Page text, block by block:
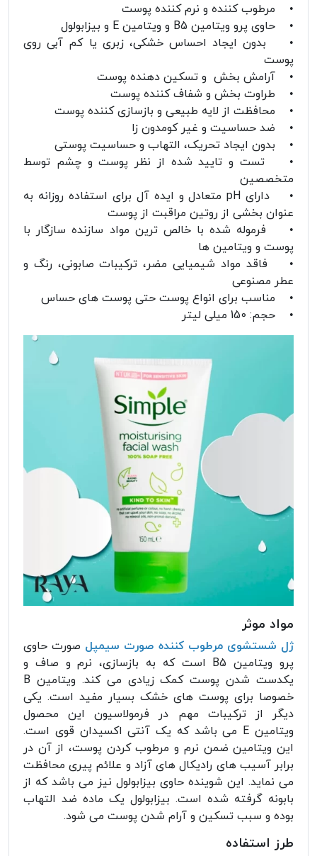
• مرطوب کننده و نرم کننده پوست
• حاوی پرو ویتامین B5 و ویتامین E و بیزابولول
• بدون ایجاد احساس خشکی، زبری یا کم آبی روی
پوست
• آرامش بخش و تسکین دهنده پوست
• طراوت بخش و شفاف کننده پوست
• محافظت از لایه طبیعی و بازسازی کننده پوست
• ضد حساسیت و غیر کومدون زا
• بدون ایجاد تحریک، التهاب و حساسیت پوستی
• تست و تایید شده از نظر پوست و چشم توسط
متخصصین
• دارای pH متعادل و ایده آل برای استفاده روزانه به
عنوان بخشی از روتین مراقبت از پوست
• فرموله شده با خالص ترین مواد سازنده سازگار با
پوست و ویتامین ها
• فاقد مواد شیمیایی مضر، ترکیبات صابونی، رنگ و
عطر مصنوعی
• مناسب برای انواع پوست حتی پوست های حساس
• حجم: 150 میلی لیتر
مواد موثر
ژل شستشوی مرطوب کننده صورت سیمپل صورت حاوی
پرو ویتامین B5 است که به بازسازی، نرم و صاف و
یکدست شدن پوست کمک زیادی می کند. ویتامین B
خصوصا برای پوست های خشک بسیار مفید است. یکی
دیگر از ترکیبات مهم در فرمولاسیون این محصول
ویتامین E می باشد که یک آنتی اکسیدان قوی است.
این ویتامین ضمن نرم و مرطوب کردن پوست، از آن در
برابر آسیب های رادیکال های آزاد و علائم پیری محافظت
می نماید. این شوینده حاوی بیزابولول نیز می باشد که از
بابونه گرفته شده است. بیزابولول یک ماده ضد التهاب
بوده و سبب تسکین و آرام شدن پوست می شود.
طرز استفاده